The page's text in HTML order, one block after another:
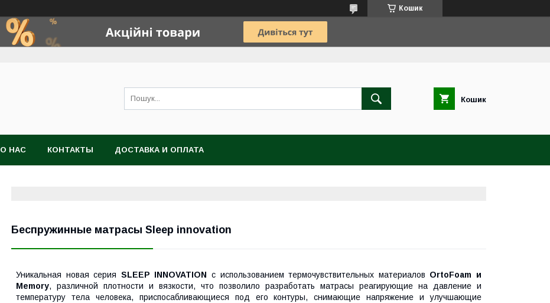
Кошик
Кошик
О НАС КОНТАКТЫ ДОСТАВКА И ОПЛАТА
Беспружинные матрасы Sleep innovation
Уникальная новая серия SLEEP INNOVATIONc использованием термочувствительных материалов OrtoFoam и
Memory, различной плотности и вязкости, что позволило разработать матрасы реагирующие на давление и
температуру тела человека, приспосабливающиеся под его контуры, снимающие напряжение и улучшающие